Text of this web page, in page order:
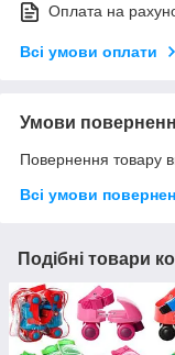
Оплата на
Всі умови оплати
Умови
Повернення товару
Всі умови
Подібні товари